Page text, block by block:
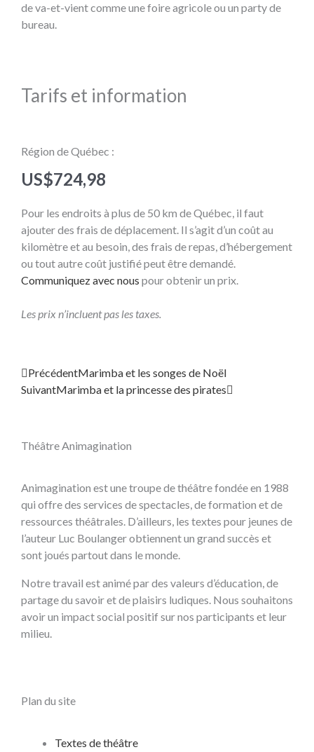
de va-et-vient comme une foire agricole ou un party de
bureau.
Tarifs et information
Région de Québec :
US$724,98
Pour les endroits à plus de 50 km de Québec, il faut
ajouter des frais de déplacement. Il s’agit d’un coût au
kilomètre et au besoin, des frais de repas, d’hébergement
ou tout autre coût justifié peut être demandé.
Communiquez avec nous pour obtenir un prix.
Les prix n’incluent pas les taxes.
Précédent
PrécédentMarimba et les songes de Noël
SuivantMarimba et la princesse des pirates
Théâtre Animagination
Animagination est une troupe de théâtre fondée en 1988
qui offre des services de spectacles, de formation et de
ressources théâtrales. D’ailleurs, les textes pour jeunes de
l’auteur Luc Boulanger obtiennent un grand succès et
sont joués partout dans le monde.
Notre travail est animé par des valeurs d’éducation, de
partage du savoir et de plaisirs ludiques. Nous souhaitons
avoir un impact social positif sur nos participants et leur
milieu.
Plan du site
Textes de théâtre